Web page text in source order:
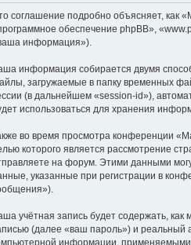
соглашение подробно объясняет, как
обеспечение phpBB»,
информация»).
информация собирается двумя
загружаемые в папку временных
(в дальнейшем «session-id»),
использоваться для хранения
во время просмотра конференции
которого является рассмотрение
на форум. Этими данными
указанные при регистрации в
учётная запись будет содержать,
(далее «ваш пароль») и
информации, применяемыми